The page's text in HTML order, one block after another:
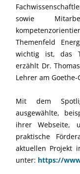
sowie
Themenfeld
wichtig ist, das
erzählt Dr.
Lehrer am
Mit dem
ausgewählte,
ihrer Webseite,
praktische
aktuellen Projekt
unter: https://